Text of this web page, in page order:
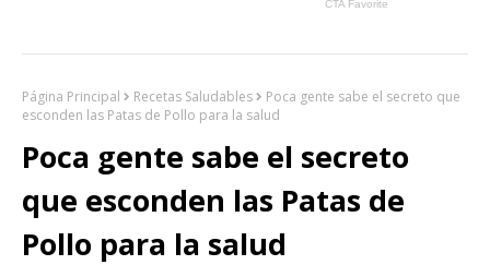
Página Principal Recetas Saludables
Poca gente sabe el secreto que
esconden las Patas de Pollo para la salud
Poca gente sabe el secreto
que esconden las Patas de
Pollo para la salud